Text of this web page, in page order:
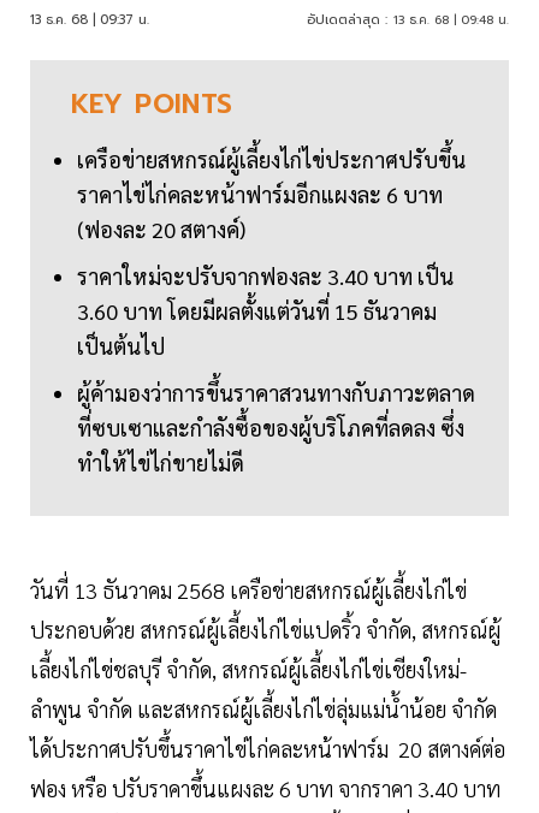
13 ธ.ค. 68 | 09:37 น. อัปเดตล่าสุด : 13 ธ.ค. 68 | 09:48 น.
KEY POINTS
เครือข่ายสหกรณ์ผู้เลี้ยงไก่ไข่ประกาศปรับขึ้น
ราคาไข่ไก่คละหน้าฟาร์มอีกแผงละ 6 บาท
(ฟองละ 20 สตางค์)
ราคาใหม่จะปรับจากฟองละ 3.40 บาท เป็น
3.60 บาท โดยมีผลตั้งแต่วันที่ 15 ธันวาคม
เป็นต้นไป
ผู้ค้ามองว่าการขึ้นราคาสวนทางกับภาวะตลาด
ที่ซบเซาและกำลังซื้อของผู้บริโภคที่ลดลง ซึ่ง
ทำให้ไข่ไก่ขายไม่ดี
วันที่ 13 ธันวาคม 2568 เครือข่ายสหกรณ์ผู้เลี้ยงไก่ไข่
ประกอบด้วย สหกรณ์ผู้เลี้ยงไก่ไข่แปดริ้ว จำกัด, สหกรณ์ผู้
เลี้ยงไก่ไข่ชลบุรี จำกัด, สหกรณ์ผู้เลี้ยงไก่ไข่เชียงใหม่-
ลำพูน จำกัด และสหกรณ์ผู้เลี้ยงไก่ไข่ลุ่มแม่น้ำน้อย จำกัด
ได้ประกาศปรับขึ้นราคาไข่ไก่คละหน้าฟาร์ม 20 สตางค์ต่อ
ฟอง หรือ ปรับราคาขึ้นแผงละ 6 บาท จากราคา 3.40 บาท